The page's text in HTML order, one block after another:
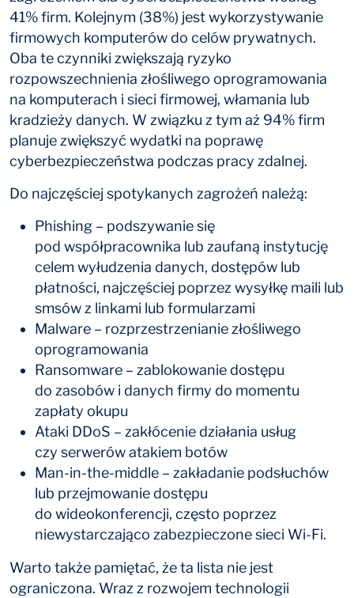
41% firm. Kolejnym (38%) jest wykorzystywanie
firmowych komputerów do celów prywatnych.
Oba te czynniki zwiększają ryzyko
rozpowszechnienia złośliwego oprogramowania
na komputerach i sieci firmowej, włamania lub
kradzieży danych. W związku z tym aż 94% firm
planuje zwiększyć wydatki na poprawę
cyberbezpieczeństwa podczas pracy zdalnej.
Do najczęściej spotykanych zagrożeń należą:
Phishing – podszywanie się
pod współpracownika lub zaufaną instytucję
celem wyłudzenia danych, dostępów lub
płatności, najczęściej poprzez wysyłkę maili lub
smsów z linkami lub formularzami
Malware – rozprzestrzenianie złośliwego
oprogramowania
Ransomware – zablokowanie dostępu
do zasobów i danych firmy do momentu
zapłaty okupu
Ataki DDoS – zakłócenie działania usług
czy serwerów atakiem botów
Man-in-the-middle – zakładanie podsłuchów
lub przejmowanie dostępu
do wideokonferencji, często poprzez
niewystarczająco zabezpieczone sieci Wi-Fi.
Warto także pamiętać, że ta lista nie jest
ograniczona. Wraz z rozwojem technologii